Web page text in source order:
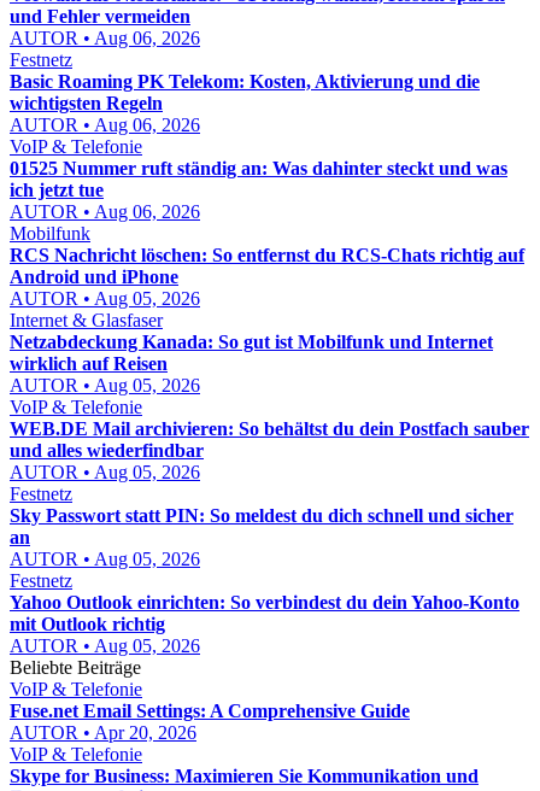
und Fehler vermeiden
AUTOR • Aug 06, 2026
Festnetz
Basic Roaming PK Telekom: Kosten, Aktivierung und die
wichtigsten Regeln
AUTOR • Aug 06, 2026
VoIP & Telefonie
01525 Nummer ruft ständig an: Was dahinter steckt und was
ich jetzt tue
AUTOR • Aug 06, 2026
Mobilfunk
RCS Nachricht löschen: So entfernst du RCS-Chats richtig auf
Android und iPhone
AUTOR • Aug 05, 2026
Internet & Glasfaser
Netzabdeckung Kanada: So gut ist Mobilfunk und Internet
wirklich auf Reisen
AUTOR • Aug 05, 2026
VoIP & Telefonie
WEB.DE Mail archivieren: So behältst du dein Postfach sauber
und alles wiederfindbar
AUTOR • Aug 05, 2026
Festnetz
Sky Passwort statt PIN: So meldest du dich schnell und sicher
an
AUTOR • Aug 05, 2026
Festnetz
Yahoo Outlook einrichten: So verbindest du dein Yahoo-Konto
mit Outlook richtig
AUTOR • Aug 05, 2026
Beliebte Beiträge
VoIP & Telefonie
Fuse.net Email Settings: A Comprehensive Guide
AUTOR • Apr 20, 2026
VoIP & Telefonie
Skype for Business: Maximieren Sie Kommunikation und